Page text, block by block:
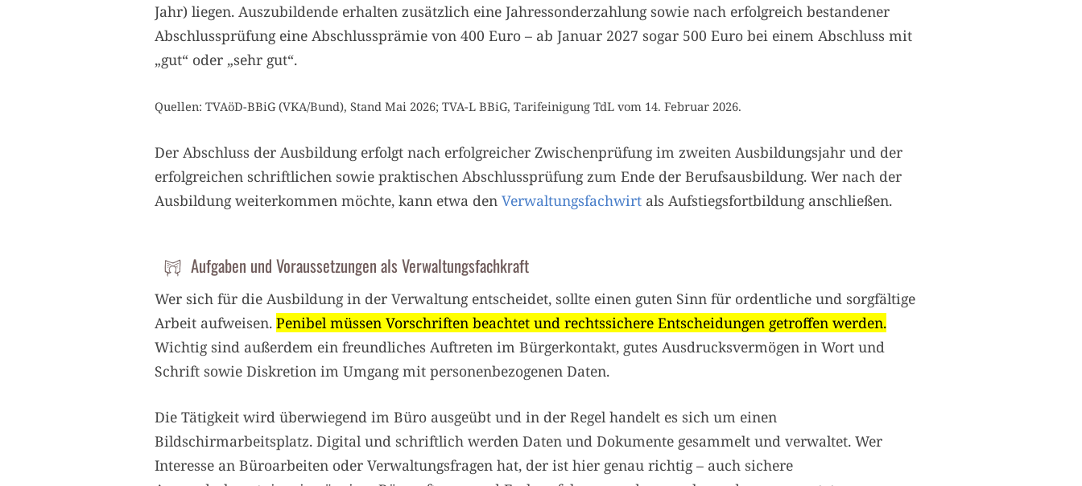
Jahr) liegen. Auszubildende erhalten zusätzlich eine Jahressonderzahlung sowie nach erfolgreich bestandener
Abschlussprüfung eine Abschlussprämie von 400 Euro – ab Januar 2027 sogar 500 Euro bei einem Abschluss mit
„gut“ oder „sehr gut“.
Quellen: TVAöD-BBiG (VKA/Bund), Stand Mai 2026; TVA-L BBiG, Tarifeinigung TdL vom 14. Februar 2026.
Der Abschluss der Ausbildung erfolgt nach erfolgreicher Zwischenprüfung im zweiten Ausbildungsjahr und der
erfolgreichen schriftlichen sowie praktischen Abschlussprüfung zum Ende der Berufsausbildung. Wer nach der
Ausbildung weiterkommen möchte, kann etwa den Verwaltungsfachwirt als Aufstiegsfortbildung anschließen.
Aufgaben und Voraussetzungen als Verwaltungsfachkraft
Wer sich für die Ausbildung in der Verwaltung entscheidet, sollte einen guten Sinn für ordentliche und sorgfältige
Arbeit aufweisen. Penibel müssen Vorschriften beachtet und rechtssichere Entscheidungen getroffen werden.
Wichtig sind außerdem ein freundliches Auftreten im Bürgerkontakt, gutes Ausdrucksvermögen in Wort und
Schrift sowie Diskretion im Umgang mit personenbezogenen Daten.
Die Tätigkeit wird überwiegend im Büro ausgeübt und in der Regel handelt es sich um einen
Bildschirmarbeitsplatz. Digital und schriftlich werden Daten und Dokumente gesammelt und verwaltet. Wer
Interesse an Büroarbeiten oder Verwaltungsfragen hat, der ist hier genau richtig – auch sichere